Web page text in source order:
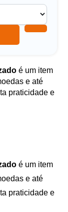
é um item
e até
praticidade e
é um item
e até
praticidade e